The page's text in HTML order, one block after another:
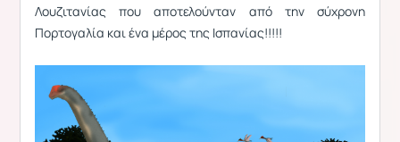
Λουζιτανίας που αποτελούνταν από την σύχρονη
Πορτογαλία και ένα μέρος της Ισπανίας!!!!!